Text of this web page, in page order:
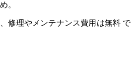
。
修理やメンテナンス費用は無料 で